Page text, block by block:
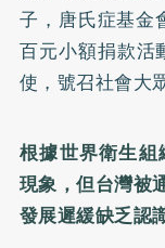
子，唐氏症基金
百元小額捐款活
使，號召社會大
根據世界衛生
現象，但台灣被
發展遲緩缺乏認